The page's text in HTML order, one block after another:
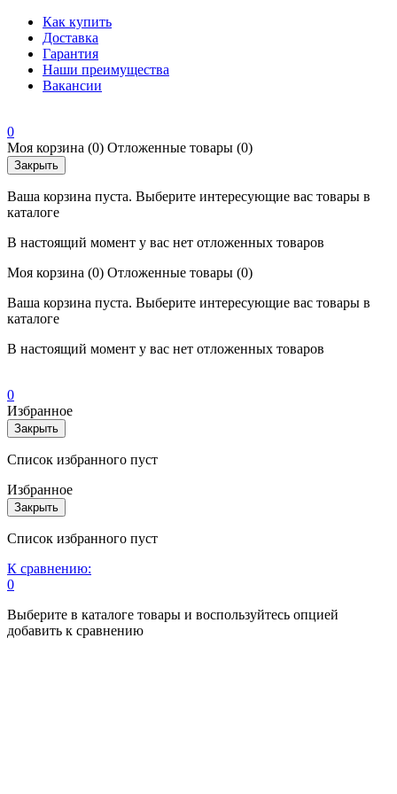
Как купить
Доставка
Гарантия
Наши преимущества
Вакансии
0
Моя корзина (0) Отложенные товары (0)
Закрыть
Ваша корзина пуста. Выберите интересующие вас товары в
каталоге
В настоящий момент у вас нет отложенных товаров
Моя корзина (0) Отложенные товары (0)
Ваша корзина пуста. Выберите интересующие вас товары в
каталоге
В настоящий момент у вас нет отложенных товаров
0
Избранное
Закрыть
Список избранного пуст
Избранное
Закрыть
Список избранного пуст
К сравнению:
0
Выберите в каталоге товары и воспользуйтесь опцией
добавить к сравнению